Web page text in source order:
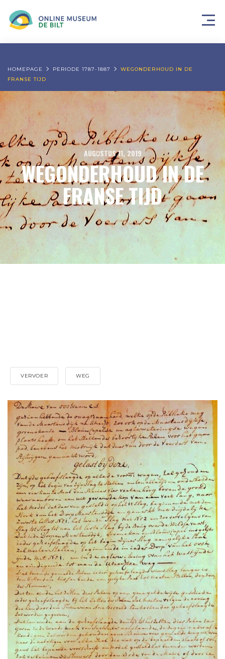
HOMEPAGE PERIODE 1787-1887
WEGONDERHOUD IN DE
FRANSE TIJD
AUGUSTUS 11, 2019
WEGONDERHOUD IN DE
FRANSE TIJD
VERVOER WEG